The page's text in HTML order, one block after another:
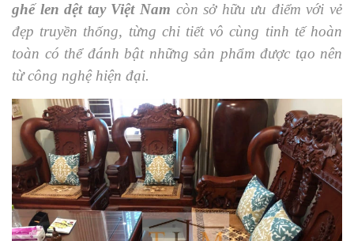
ghế len dệt tay Việt Nam còn sở hữu ưu điểm với vẻ
đẹp truyền thống, từng chi tiết vô cùng tinh tế hoàn
toàn có thể đánh bật những sản phẩm được tạo nên
từ công nghệ hiện đại.